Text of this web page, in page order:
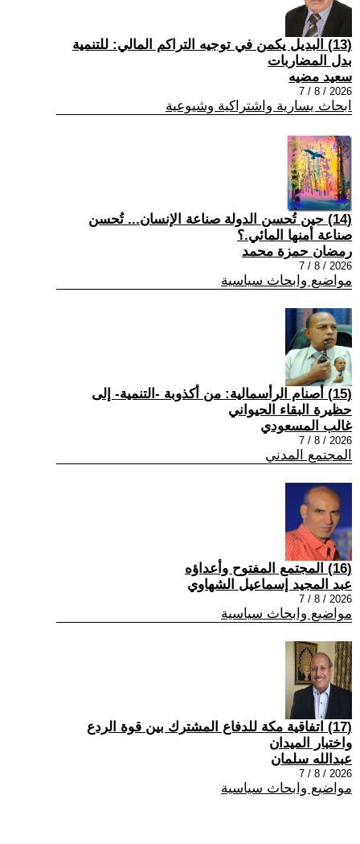
(13) البديل يكمن في توجيه التراكم المالي: للتنمية
بدل المضاربات
سعيد مضيه
2026 / 8 / 7
ابحاث يسارية واشتراكية وشيوعية
(14) حين تُحسن الدولة صناعة الإنسان... تُحسن
صناعة أمنها المائي.؟
رمضان حمزة محمد
2026 / 8 / 7
مواضيع وابحاث سياسية
(15) أصنام الرأسمالية: من أكذوبة -التنمية- إلى
حظيرة البقاء الحيواني
غالب المسعودي
2026 / 8 / 7
المجتمع المدني
(16) المجتمع المفتوح وأعداؤه
عبد المجيد إسماعيل الشهاوي
2026 / 8 / 7
مواضيع وابحاث سياسية
(17) اتفاقية مكة للدفاع المشترك بين قوة الردع
واختبار الميدان
عبدالله سلمان
2026 / 8 / 7
مواضيع وابحاث سياسية